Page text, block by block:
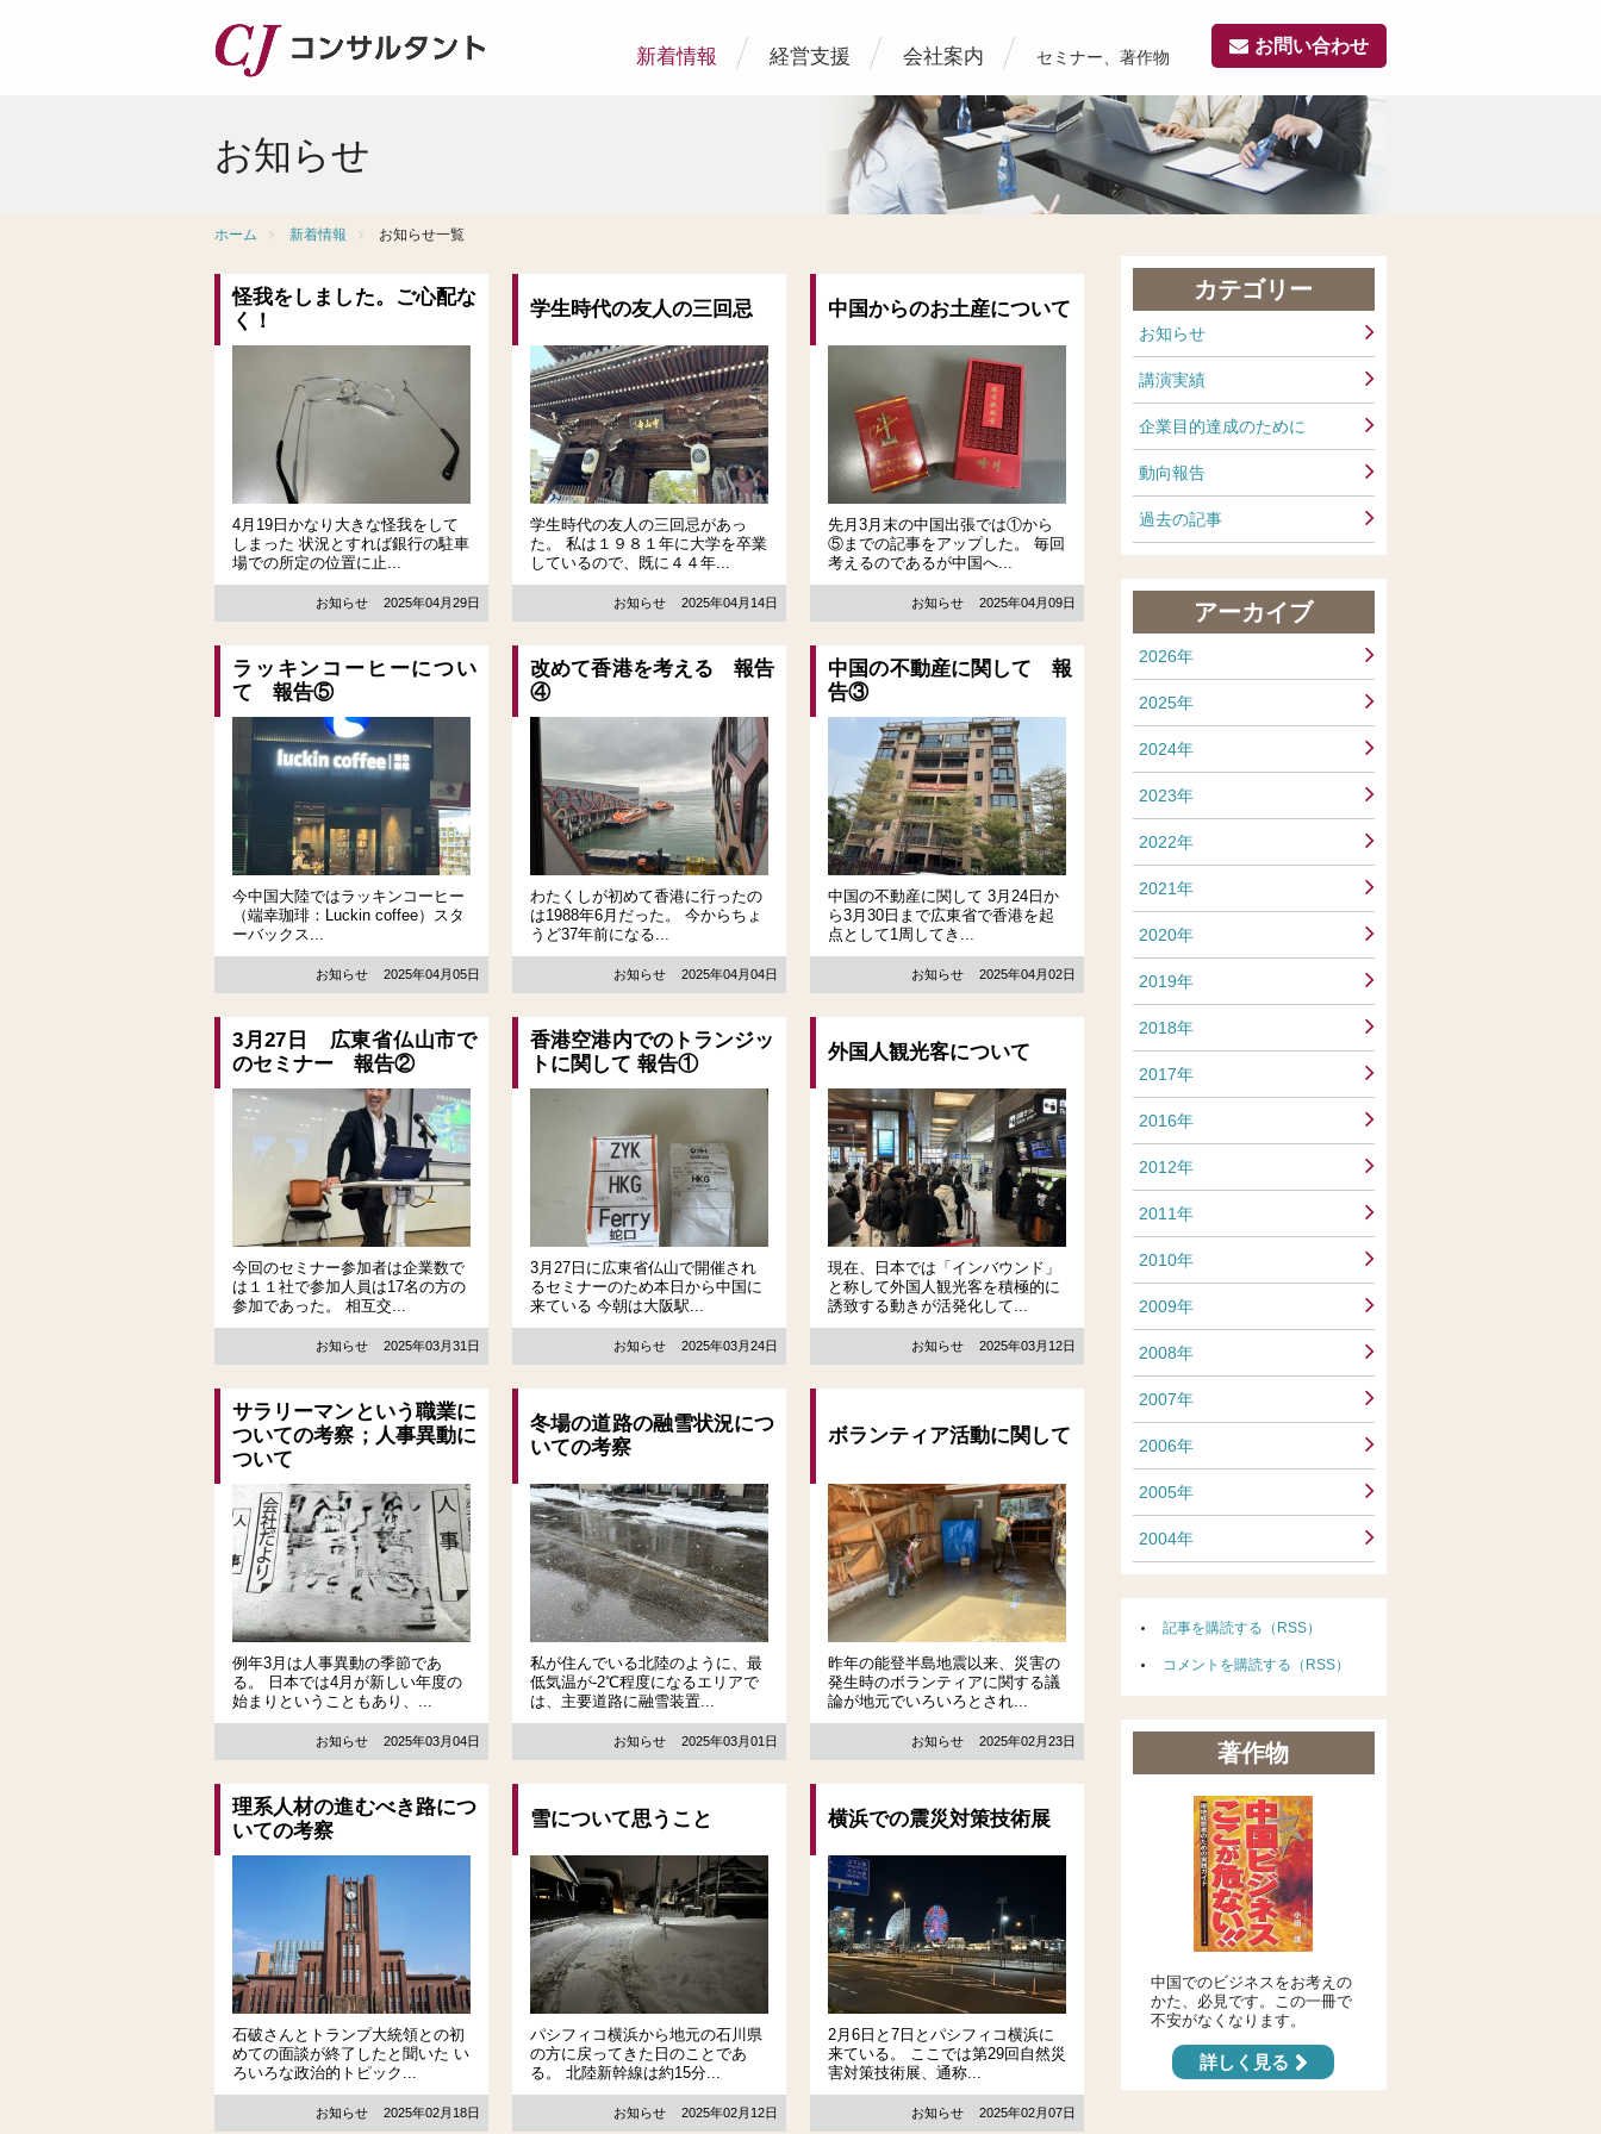
新着情報 経営支援 会社案内 セミナー、著作物
お問い合わせ
お知らせ
ホーム 新着情報 お知らせ一覧
怪我をしました。ご心配な
く！
4月19日かなり大きな怪我をして
しまった 状況とすれば銀行の駐車
場での所定の位置に止...
お知らせ 2025年04月29日
学生時代の友人の三回忌
学生時代の友人の三回忌があっ
た。 私は１９８１年に大学を卒業
しているので、既に４４年...
お知らせ 2025年04月14日
中国からのお土産について
先月3月末の中国出張では①から
⑤までの記事をアップした。 毎回
考えるのであるが中国へ...
お知らせ 2025年04月09日
ラッキンコーヒーについ
て 報告⑤
今中国大陸ではラッキンコーヒー
（端幸珈琲：Luckin coffee）スタ
ーバックス...
お知らせ 2025年04月05日
改めて香港を考える 報告
④
わたくしが初めて香港に行ったの
は1988年6月だった。 今からちょ
うど37年前になる...
お知らせ 2025年04月04日
中国の不動産に関して 報
告③
中国の不動産に関して 3月24日か
ら3月30日まで広東省で香港を起
点として1周してき...
お知らせ 2025年04月02日
3月27日 広東省仏山市で
のセミナー 報告②
今回のセミナー参加者は企業数で
は１１社で参加人員は17名の方の
参加であった。 相互交...
お知らせ 2025年03月31日
香港空港内でのトランジッ
トに関して 報告①
3月27日に広東省仏山で開催され
るセミナーのため本日から中国に
来ている 今朝は大阪駅...
お知らせ 2025年03月24日
外国人観光客について
現在、日本では「インバウンド」
と称して外国人観光客を積極的に
誘致する動きが活発化して...
お知らせ 2025年03月12日
サラリーマンという職業に
ついての考察；人事異動に
ついて
例年3月は人事異動の季節であ
る。 日本では4月が新しい年度の
始まりということもあり、...
お知らせ 2025年03月04日
冬場の道路の融雪状況につ
いての考察
私が住んでいる北陸のように、最
低気温が-2℃程度になるエリアで
は、主要道路に融雪装置...
お知らせ 2025年03月01日
ボランティア活動に関して
昨年の能登半島地震以来、災害の
発生時のボランティアに関する議
論が地元でいろいろとされ...
お知らせ 2025年02月23日
理系人材の進むべき路につ
いての考察
石破さんとトランプ大統領との初
めての面談が終了したと聞いた い
ろいろな政治的トピック...
お知らせ 2025年02月18日
雪について思うこと
パシフィコ横浜から地元の石川県
の方に戻ってきた日のことであ
る。 北陸新幹線は約15分...
お知らせ 2025年02月12日
横浜での震災対策技術展
2月6日と7日とパシフィコ横浜に
来ている。 ここでは第29回自然災
害対策技術展、通称...
お知らせ 2025年02月07日
カテゴリー
お知らせ
講演実績
企業目的達成のために
動向報告
過去の記事
アーカイブ
2026年
2025年
2024年
2023年
2022年
2021年
2020年
2019年
2018年
2017年
2016年
2012年
2011年
2010年
2009年
2008年
2007年
2006年
2005年
2004年
記事を購読する（RSS）
コメントを購読する（RSS）
著作物
中国でのビジネスをお考えの
かた、必見です。この一冊で
不安がなくなります。
詳しく見る